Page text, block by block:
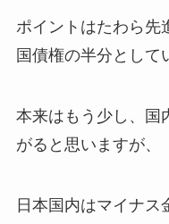
ポイントはたわら先
国債権の半分として
本来はもう少し、国
がると思いますが、
日本国内はマイナ